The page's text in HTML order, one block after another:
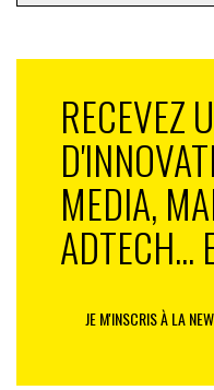
RECEVEZ
MEDIA,
ADTECH...
JE M'INSCRIS À LA